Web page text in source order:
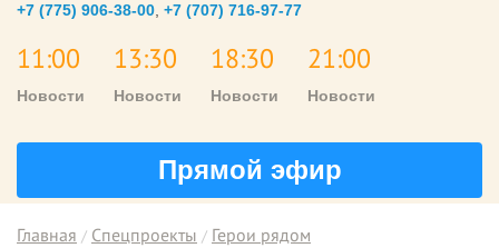
+7 (775) 906-38-00 +7 (707) 716-97-77
11:00
Новости
13:30
Новости
18:30
Новости
21:00
Новости
Прямой эфир
Главная Спецпроекты Герои рядом